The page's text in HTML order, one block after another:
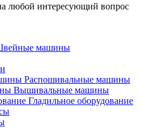
любой интересующий вопрос
машины
Распошивальные машины
Вышивальные машины
Гладильное оборудование